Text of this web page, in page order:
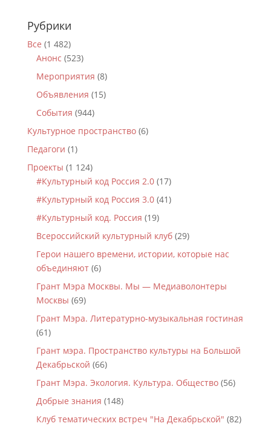
Рубрики
Все (1 482)
Анонс (523)
Мероприятия (8)
Объявления (15)
События (944)
Культурное пространство(6)
Педагоги (1)
Проекты (1 124)
#Культурный код Россия 2.0(17)
#Культурный код Россия 3.0(41)
#Культурный код. Россия (19)
Всероссийский культурный клуб(29)
Герои нашего времени, истории, которые нас
объединяют(6)
Грант Мэра Москвы. Мы — Медиаволонтеры
Москвы (69)
Грант Мэра. Литературно-музыкальная гостиная
(61)
Грант мэра. Пространство культуры на Большой
Декабрьской (66)
Грант Мэра. Экология. Культура. Общество(56)
Добрые знания (148)
Клуб тематических встреч "На Декабрьской" (82)